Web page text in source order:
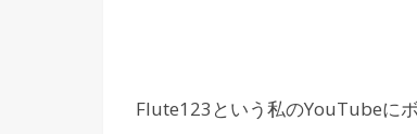
Flute123という私のYouTubeに